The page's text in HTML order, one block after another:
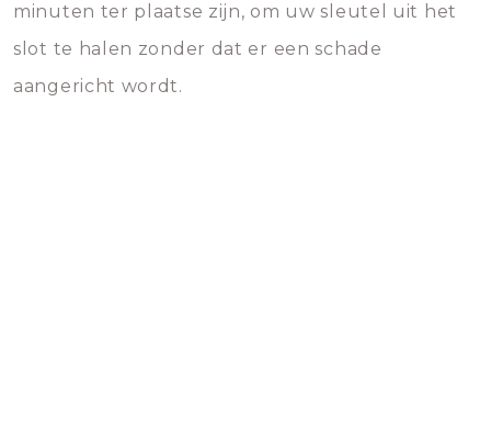
minuten ter plaatse zijn, om uw sleutel uit het
slot te halen zonder dat er een schade
aangericht wordt.